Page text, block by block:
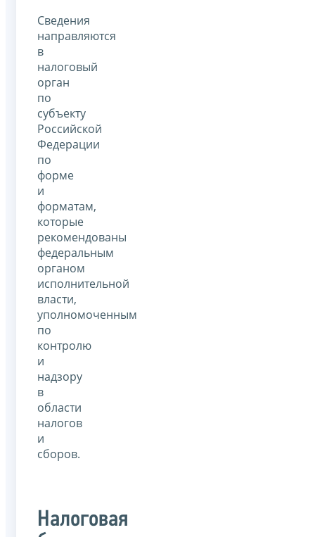
Сведения
направляются
в
налоговый
орган
по
субъекту
Российской
Федерации
по
форме
и
форматам,
которые
рекомендованы
федеральным
органом
исполнительной
власти,
уполномоченным
по
контролю
и
надзору
в
области
налогов
и
сборов.
Налоговая